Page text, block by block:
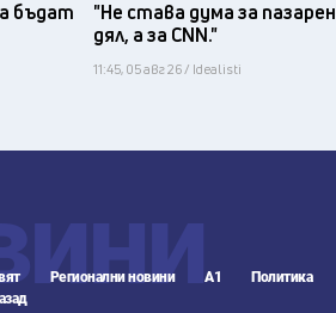
бъдат
"Не става дума за пазарен
дял, а за CNN."
11:45, 05 авг 26 / Idealisti
Регионални новини А1 Политика